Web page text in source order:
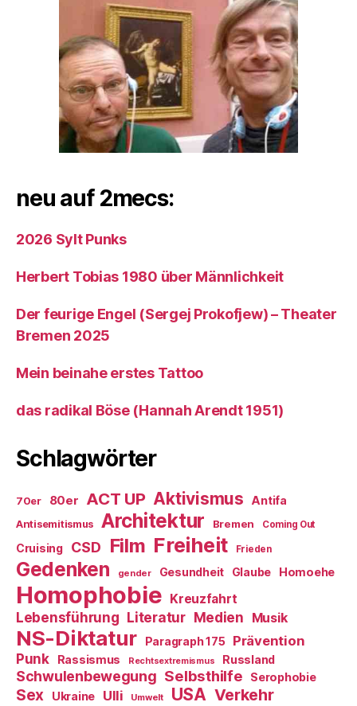
neu auf 2mecs:
2026 Sylt Punks
Herbert Tobias 1980 über Männlichkeit
Der feurige Engel (Sergej Prokofjew) – Theater
Bremen 2025
Mein beinahe erstes Tattoo
das radikal Böse (Hannah Arendt 1951)
Schlagwörter
70er 80er ACT UP Aktivismus Antifa
Antisemitismus Architektur Bremen Coming Out
Cruising CSD Film Freiheit Frieden
Gedenken gender Gesundheit Glaube Homoehe
Homophobie Kreuzfahrt
Lebensführung Literatur Medien Musik
NS-Diktatur Paragraph 175
Prävention
Punk
Rassismus Rechtsextremismus Russland
Schwulenbewegung Selbsthilfe Serophobie
Sex Ukraine Ulli Umwelt USA Verkehr